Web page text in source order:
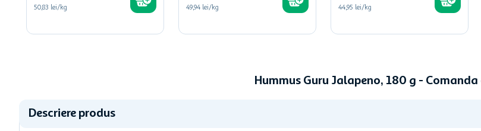
50,83 lei/kg 49,94 lei/kg 44,95 lei/kg
Hummus Guru Jalapeno, 180 g -
Descriere produs